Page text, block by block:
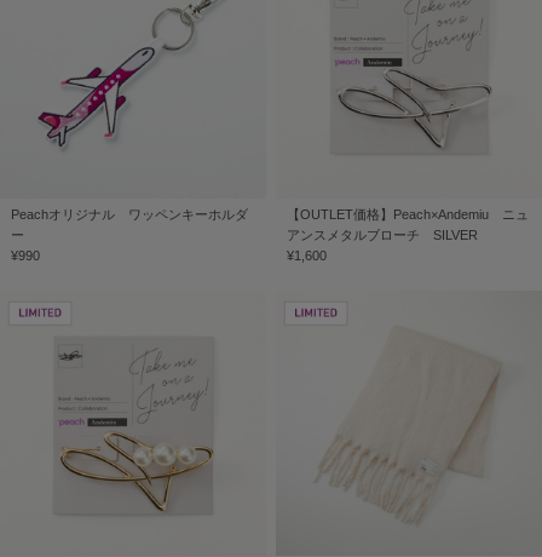
Peachオリジナル ワッペンキーホルダ
ー
¥990
【OUTLET価格】Peach×Andemiu ニュ
アンスメタルブローチ SILVER
¥1,600